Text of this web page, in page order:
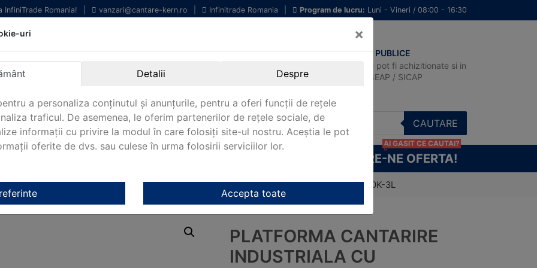
InfiniTrade Romania! vanzari@cantare-kern.ro Infinitrade Romania Program de lucru: Luni - Vineri / 08:00 - 16:30
profesionale
laborator.
Internationala.
Oriunde in Romania.
ACHIZITII PUBLICE
Produsele pot fi achizitionate si in
sistemul SEAP / SICAP
CAUTARE
CERE-NE OFERTA!
AI GASIT CE CAUTAI?
Industry 4.0 Kern/ Platforma cantarire industriala cu transmitator digital KERN KGP 60K-3L
PLATFORMA CANTARIRE
INDUSTRIALA CU
uri ×
Detalii Despre
a personaliza conținutul și anunțurile, pentru a oferi funcții de rețele
traficul. De asemenea, le oferim partenerilor de rețele sociale, de
informații cu privire la modul în care folosiți site-ul nostru. Aceștia le pot
oferite de dvs. sau culese în urma folosirii serviciilor lor.
Accepta toate